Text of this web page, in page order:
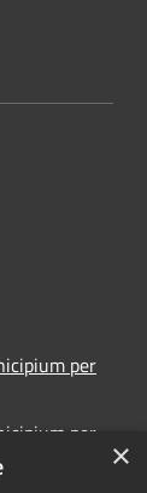
per
per
×